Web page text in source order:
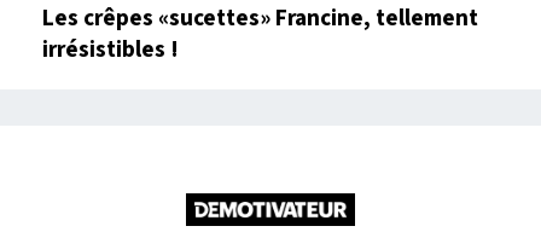
Les crêpes «sucettes» Francine, tellement
irrésistibles !